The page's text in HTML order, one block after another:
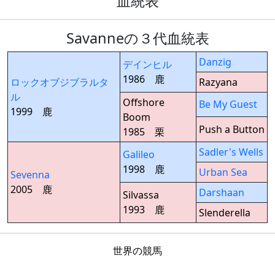
Savanneの３代血統表
ロックオブジブラルタ
ル
1999 鹿
デインヒル
1986 鹿
Danzig
Razyana
Offshore
Boom
1985 栗
Be My Guest
Push a Button
Sevenna
2005 鹿
Galileo
1998 鹿
Sadler's Wells
Urban Sea
Silvassa
1993 鹿
Darshaan
Slenderella
世界の競馬